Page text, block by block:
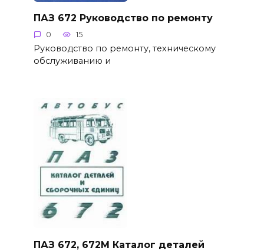
ПАЗ 672 Руководство по ремонту
0 15
Руководство по ремонту, техническому
обслуживанию и
ПАЗ 672, 672М Каталог деталей